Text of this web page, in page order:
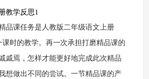
教学反思1
品课任务是人教版二年级语文上册
课时的教学。再一次承担打磨精品课的
戚焉，怎样才能更好地完成此次精品
想做出不同的尝试。一节精品课的产